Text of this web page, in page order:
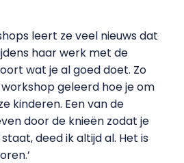
leert ze veel nieuws dat
haar werk met de
wat je al goed doet. Zo
geleerd hoe je om
kinderen. Een van de
door de knieën zodat je
deed ik altijd al. Het is